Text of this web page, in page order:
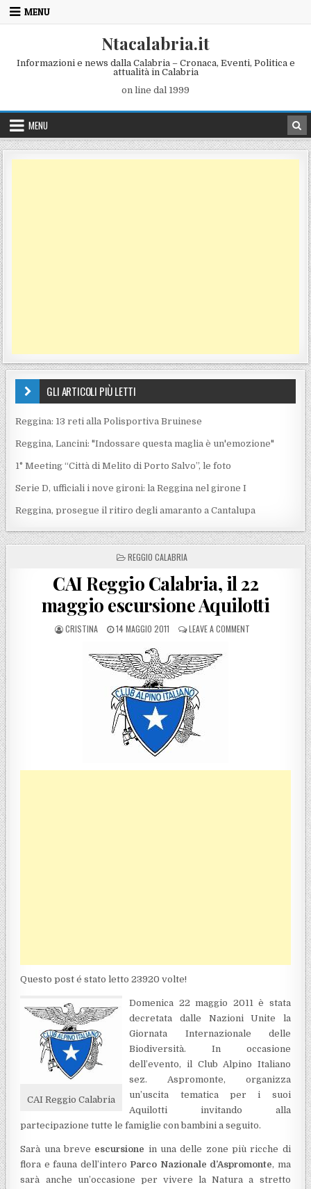
Skip to content
MENU
Ntacalabria.it
Informazioni e news dalla Calabria – Cronaca, Eventi, Politica e
attualità in Calabria
on line dal 1999
MENU
GLI ARTICOLI PIÙ LETTI
Reggina: 13 reti alla Polisportiva Bruinese
Reggina, Lancini: "Indossare questa maglia è un'emozione"
1° Meeting “Città di Melito di Porto Salvo”, le foto
Serie D, ufficiali i nove gironi: la Reggina nel girone I
Reggina, prosegue il ritiro degli amaranto a Cantalupa
POSTED IN
REGGIO CALABRIA
CAI Reggio Calabria, il 22
maggio escursione Aquilotti
POSTED BY
CRISTINA POSTED ON
14 MAGGIO 2011 LEAVE A COMMENTON CAI REGGIO
Questo post é stato letto 23920 volte!
CAI Reggio Calabria
Domenica 22 maggio 2011 è stata
decretata dalle Nazioni Unite la
Giornata Internazionale delle
Biodiversità. In occasione
dell’evento, il Club Alpino Italiano
sez. Aspromonte, organizza
un’uscita tematica per i suoi
Aquilotti invitando alla
partecipazione tutte le famiglie con bambini a seguito.
Sarà una breve escursione in una delle zone più ricche di
flora e fauna dell’intero Parco Nazionale d’Aspromonte, ma
sarà anche un’occasione per vivere la Natura a stretto